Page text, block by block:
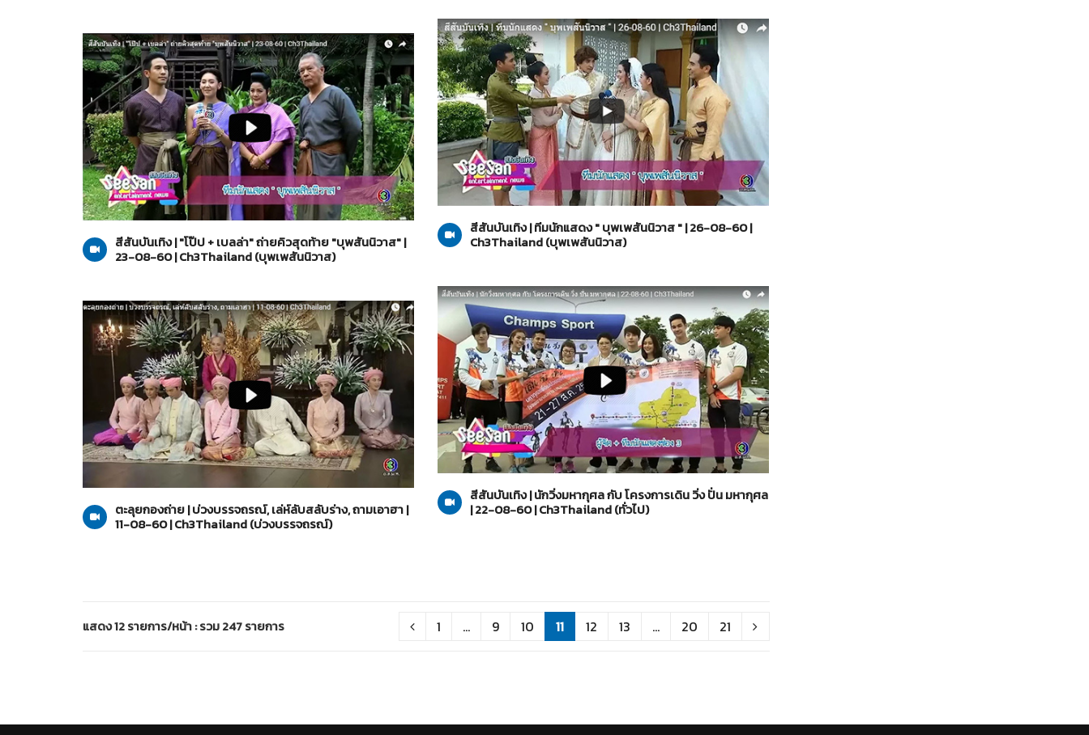
26-08-2560
บุพเพสันนิวาส
สีสันบันเทิง | ทีมนักแสดง " บุพเพสันนิวาส " | 26-08-60 |
Ch3Thailand (บุพเพสันนิวาส)
23-08-2560
บุพเพสันนิวาส
สีสันบันเทิง | "โป๊ป + เบลล่า" ถ่ายคิวสุดท้าย "บุพสันนิวาส" |
23-08-60 | Ch3Thailand (บุพเพสันนิวาส)
21-08-2560
ทั่วไป
สีสันบันเทิง | นักวิ่งมหากุศล กับ โครงการเดิน วิ่ง ปั่น มหากุศล
| 22-08-60 | Ch3Thailand (ทั่วไป)
บ่วงบรรจถรณ์
ตะลุยกองถ่าย | บ่วงบรรจถรณ์, เล่ห์ลับสลับร่าง, ถามเอาฮา |
11-08-60 | Ch3Thailand (บ่วงบรรจถรณ์)
แสดง 12 รายการ/หน้า : รวม 247 รายการ 1 ... 9 10 11 12 13 ... 20 21